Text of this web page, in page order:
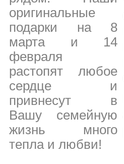
оригинальные
подарки на 8
марта и 14
февраля
растопят любое
сердце и
привнесут в
Вашу семейную
жизнь много
тепла и любви!